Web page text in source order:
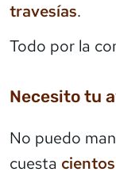
travesías.
Todo por la
Necesito tu
No puedo
cuesta